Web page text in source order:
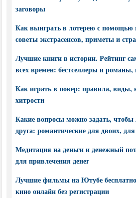
заговоры
Как выиграть в лотерею с помощью
советы экстрасенсов, приметы и
Лучшие книги в истории. Рейтинг
всех времен: бестселлеры и
Как играть в покер: правила, виды,
хитрости
Какие вопросы можно задать, чтобы
друга: романтические для двоих,
Медитация на деньги и денежный
для привлечения денег
Лучшие фильмы на Ютубе
кино онлайн без регистрации